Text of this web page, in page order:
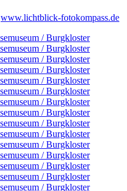
www.lichtblick-fotokompass.de